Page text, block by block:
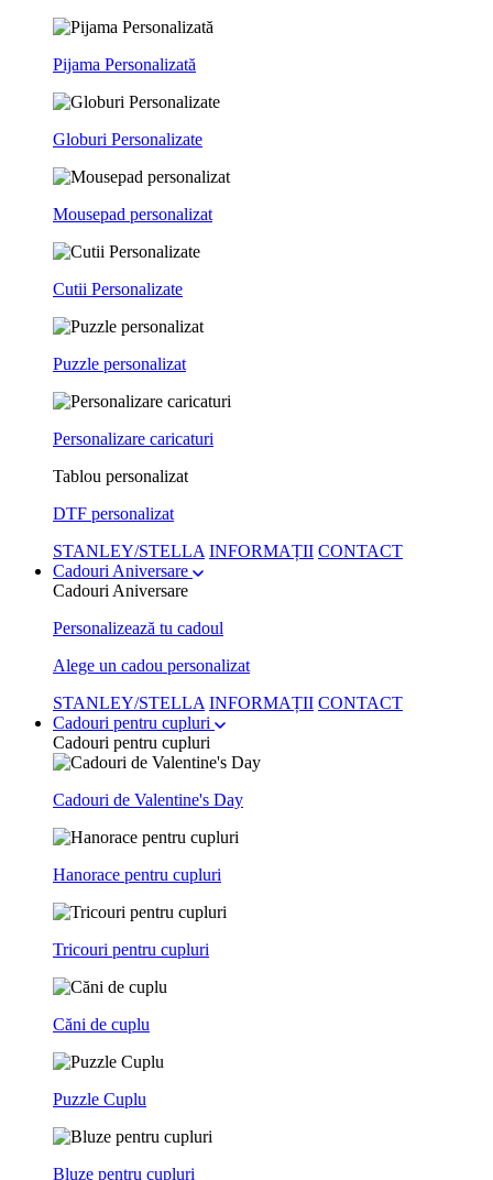
Pijama Personalizată
Globuri Personalizate
Mousepad personalizat
Cutii Personalizate
Puzzle personalizat
Personalizare caricaturi
Tablou personalizat
DTF personalizat
STANLEY/STELLA INFORMAȚII CONTACT
Cadouri Aniversare
Cadouri Aniversare
Personalizează tu cadoul
Alege un cadou personalizat
STANLEY/STELLA INFORMAȚII CONTACT
Cadouri pentru cupluri
Cadouri pentru cupluri
Cadouri de Valentine's Day
Hanorace pentru cupluri
Tricouri pentru cupluri
Căni de cuplu
Puzzle Cuplu
Bluze pentru cupluri